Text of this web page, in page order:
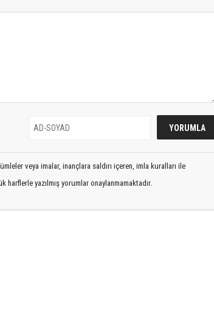
veya imalar, inançlara saldırı içeren, imla kuralları ile
harflerle yazılmış yorumlar onaylanmamaktadır.